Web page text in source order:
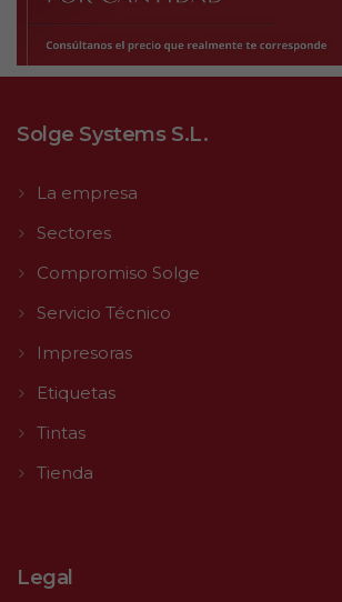
Solge Systems S.L.
La empresa
Sectores
Compromiso Solge
Servicio Técnico
Impresoras
Etiquetas
Tintas
Tienda
Legal